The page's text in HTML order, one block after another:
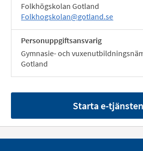
Folkhögskolan Gotland
Folkhogskolan@gotland.se
Personuppgiftsansvarig
Gymnasie- och
Gotland
Starta e-tjänsten